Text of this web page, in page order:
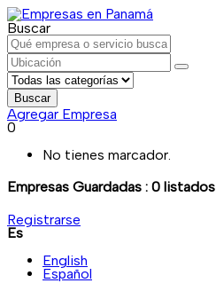
Buscar
Buscar
Agregar Empresa
0
No tienes marcador.
Empresas Guardadas : 0 listados
Registrarse
Es
English
Español